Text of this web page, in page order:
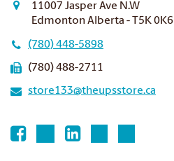
11007 Jasper Ave N.W
Edmonton Alberta - T5K 0K6
(780) 448-5898
(780) 488-2711
store133@theupsstore.ca